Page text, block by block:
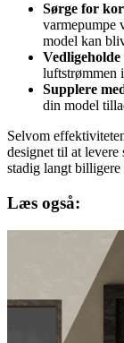
Sørge for
varmepumpe
model kan
Vedligeholde
luftstrømmen
Supplere
din model
Selvom
designet til at levere
stadig langt
Læs også: